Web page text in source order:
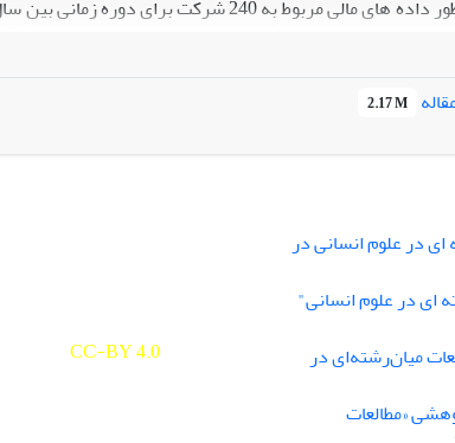
توان با بررسی مسیر انتظاراتی ایجاد شده در خصوص سود
شده است. بنابراین سود غیر منتظره می تواند به صورت
بررسی مسیر انتظاراتی ایجاد شده در خصوص سود شرکت ها
آنها برقرار است. نتایج حاصل از آزمون این فرضیه نشان می
سود های آتی و بازده سهام می گردد. نتایج کلی تحقیق
2.17 M
در علوم انسانی در
ای در علوم انسانی"
میان‌رشته‌ای در
«مطالعات
CC-BY 4.0